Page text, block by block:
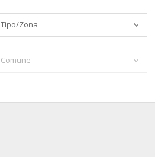
Tipo/Zona
Comune